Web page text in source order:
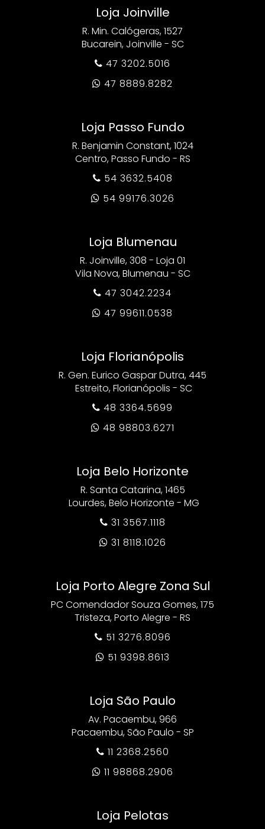
Loja Joinville
R. Min. Calógeras, 1527
Bucarein, Joinville - SC
 47 3202.5016
 47 8889.8282
Loja Passo Fundo
R. Benjamin Constant, 1024
Centro, Passo Fundo - RS
 54 3632.5408
 54 99176.3026
Loja Blumenau
R. Joinville, 308 - Loja 01
Vila Nova, Blumenau - SC
 47 3042.2234
 47 99611.0538
Loja Florianópolis
R. Gen. Eurico Gaspar Dutra, 445
Estreito, Florianópolis - SC
 48 3364.5699
 48 98803.6271
Loja Belo Horizonte
R. Santa Catarina, 1465
Lourdes, Belo Horizonte - MG
 31 3567.1118
 31 8118.1026
Loja Porto Alegre Zona Sul
PC Comendador Souza Gomes, 175
Tristeza, Porto Alegre - RS
 51 3276.8096
 51 9398.8613
Loja São Paulo
Av. Pacaembu, 966
Pacaembu, São Paulo - SP
 11 2368.2560
 11 98868.2906
Loja Pelotas